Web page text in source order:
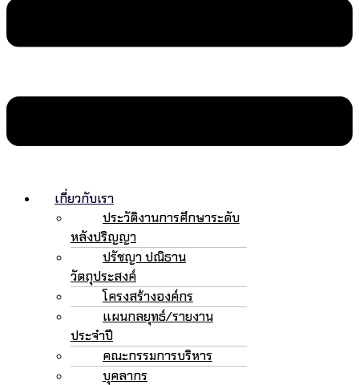
เกี่ยวกับเรา
ประวัติงานการศึกษาระดับ
หลังปริญญา
ปรัชญา ปณิธาน
วัตถุประสงค์
โครงสร้างองค์กร
แผนกลยุทธ์/รายงาน
ประจำปี
คณะกรรมการบริหาร
บุคลากร